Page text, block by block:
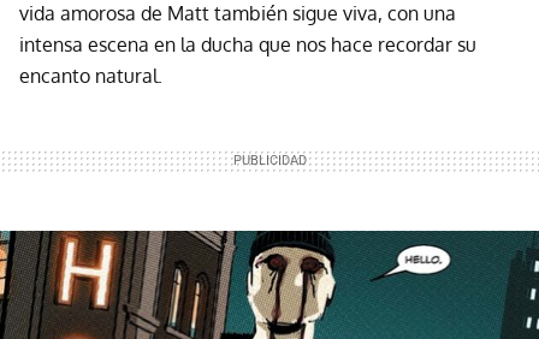
vida amorosa de Matt también sigue viva, con una
intensa escena en la ducha que nos hace recordar su
encanto natural.